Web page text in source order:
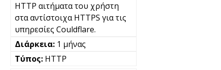
HTTP αιτήματα του χρήστη
στα αντίστοιχα HTTPS για τις
υπηρεσίες Couldflare.
1 μήνας
HTTP